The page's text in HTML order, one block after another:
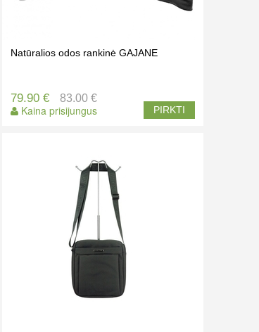
Natūralios odos rankinė GAJANE
79.90 €
Kaina prisijungus
83.00 €
PIRKTI